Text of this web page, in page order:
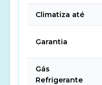
Climatiza até
Garantia
Gás
Refrigerante